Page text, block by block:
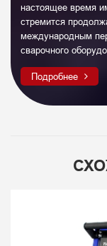
настоящее время
стремится
международным
сварочного
Подробнее